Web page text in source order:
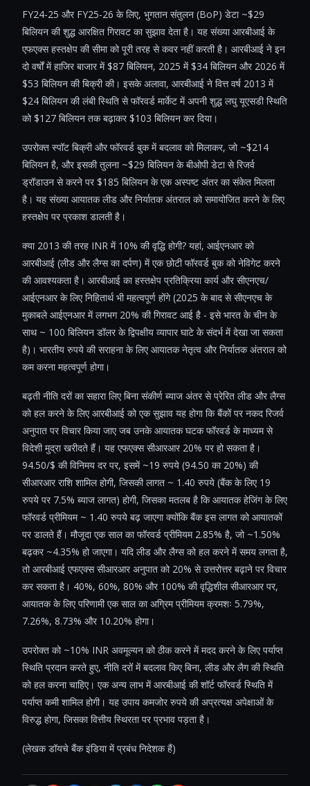
FY24-25 और FY25-26 के लिए, भुगतान संतुलन (BoP) डेटा ~$29
बिलियन की शुद्ध आरक्षित गिरावट का सुझाव देता है। यह संख्या आरबीआई के
एफएक्स हस्तक्षेप की सीमा को पूरी तरह से कवर नहीं करती है। आरबीआई ने इन
दो वर्षों में हाजिर बाजार में $87 बिलियन, 2025 में $34 बिलियन और 2026 में
$53 बिलियन की बिक्री की। इसके अलावा, आरबीआई ने वित्त वर्ष 2013 में
$24 बिलियन की लंबी स्थिति से फॉरवर्ड मार्केट में अपनी शुद्ध लघु यूएसडी स्थिति
को $127 बिलियन तक बढ़ाकर $103 बिलियन कर दिया।
उपरोक्त स्पॉट बिक्री और फॉरवर्ड बुक में बदलाव को मिलाकर, जो ~$214
बिलियन है, और इसकी तुलना ~$29 बिलियन के बीओपी डेटा से रिजर्व
ड्रॉडाउन से करने पर $185 बिलियन के एक अस्पष्ट अंतर का संकेत मिलता
है। यह संख्या आयातक लीड और निर्यातक अंतराल को समायोजित करने के लिए
हस्तक्षेप पर प्रकाश डालती है।
क्या 2013 की तरह INR में 10% की वृद्धि होगी? यहां, आईएनआर को
आरबीआई (लीड और लैग्स का दर्पण) में एक छोटी फॉरवर्ड बुक को नेविगेट करने
की आवश्यकता है। आरबीआई का हस्तक्षेप प्रतिक्रिया कार्य और सीएनएच/
आईएनआर के लिए निहितार्थ भी महत्वपूर्ण होंगे (2025 के बाद से सीएनएच के
मुकाबले आईएनआर में लगभग 20% की गिरावट आई है - इसे भारत के चीन के
साथ ~ 100 बिलियन डॉलर के द्विपक्षीय व्यापार घाटे के संदर्भ में देखा जा सकता
है)। भारतीय रुपये की सराहना के लिए आयातक नेतृत्व और निर्यातक अंतराल को
कम करना महत्वपूर्ण होगा।
बढ़ती नीति दरों का सहारा लिए बिना संकीर्ण ब्याज अंतर से प्रेरित लीड और लैग्स
को हल करने के लिए आरबीआई को एक सुझाव यह होगा कि बैंकों पर नकद रिजर्व
अनुपात पर विचार किया जाए जब उनके आयातक घटक फॉरवर्ड के माध्यम से
विदेशी मुद्रा खरीदते हैं। यह एफएक्स सीआरआर 20% पर हो सकता है।
94.50/$ की विनिमय दर पर, इसमें ~19 रुपये (94.50 का 20%) की
सीआरआर राशि शामिल होगी, जिसकी लागत ~ 1.40 रुपये (बैंक के लिए 19
रुपये पर 7.5% ब्याज लागत) होगी, जिसका मतलब है कि आयातक हेजिंग के लिए
फॉरवर्ड प्रीमियम ~ 1.40 रुपये बढ़ जाएगा क्योंकि बैंक इस लागत को आयातकों
पर डालते हैं। मौजूदा एक साल का फॉरवर्ड प्रीमियम 2.85% है, जो ~1.50%
बढ़कर ~4.35% हो जाएगा। यदि लीड और लैग्स को हल करने में समय लगता है,
तो आरबीआई एफएक्स सीआरआर अनुपात को 20% से उत्तरोत्तर बढ़ाने पर विचार
कर सकता है। 40%, 60%, 80% और 100% की वृद्धिशील सीआरआर पर,
आयातक के लिए परिणामी एक साल का अग्रिम प्रीमियम क्रमशः 5.79%,
7.26%, 8.73% और 10.20% होगा।
उपरोक्त को ~10% INR अवमूल्यन को ठीक करने में मदद करने के लिए पर्याप्त
स्थिति प्रदान करते हुए, नीति दरों में बदलाव किए बिना, लीड और लैग की स्थिति
को हल करना चाहिए। एक अन्य लाभ में आरबीआई की शॉर्ट फॉरवर्ड स्थिति में
पर्याप्त कमी शामिल होगी। यह उपाय कमजोर रुपये की अप्रत्यक्ष अपेक्षाओं के
विरुद्ध होगा, जिसका वित्तीय स्थिरता पर प्रभाव पड़ता है।
(लेखक डॉयचे बैंक इंडिया में प्रबंध निदेशक हैं)